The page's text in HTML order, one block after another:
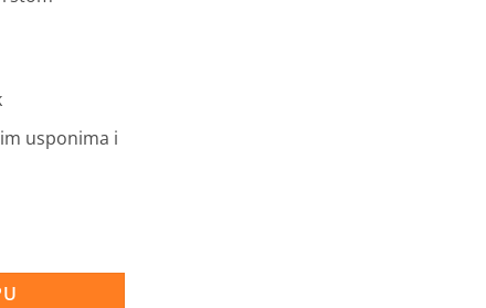
usponima i